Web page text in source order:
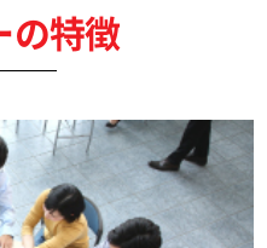
の特徴